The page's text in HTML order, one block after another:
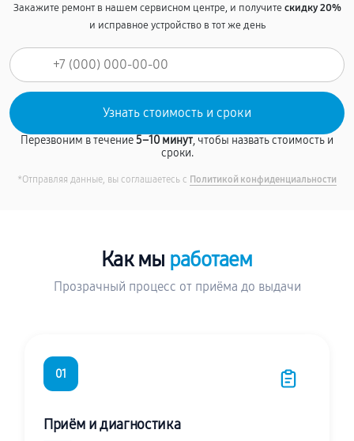
Закажите ремонт в нашем сервисном центре, и получитескидку 20%
и исправное устройство в тот же день
Перезвоним в течение5–10 минут, чтобы назвать стоимость и
сроки.
*Отправляя данные, вы соглашаетесь с Политикой конфиденциальности
Как мы работаем
Прозрачный процесс от приёма до выдачи
01
Приём и диагностика